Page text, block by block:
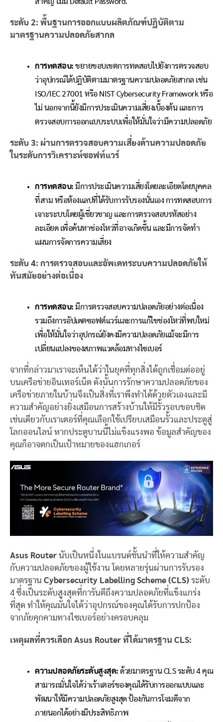
ระดับ 2: พื้นฐานการออกแบบผลิตภัณฑ์ปฏิบัติตาม
มาตรฐานความปลอดภัยสากล
การทดสอบ: ขยายขอบเขตการทดสอบไปยังการตรวจสอบ
ว่าอุปกรณ์ได้ปฏิบัติตามมาตรฐานความปลอดภัยสากล เช่น
ISO/IEC 27001 หรือ NIST Cybersecurity Framework หรือ
ไม่ นอกจากนี้ยังมีการประเมินความเสี่ยงเบื้องต้น และการ
ตรวจสอบการออกแบบระบบเพื่อให้มั่นใจว่ามีความปลอดภัย
ระดับ 3: ผ่านการตรวจสอบความเสี่ยงด้านความปลอดภัย
ในระดับการวิเคราะห์ซอฟท์แวร์
การทดสอบ: มีการประเมินความเสี่ยงโดยละเอียดโดยบุคคล
ที่สาม หรือห้องแลปที่ได้รับการรับรองนั่นเอง การทดสอบการ
เจาะระบบโดยผู้เชี่ยวชาญ และการตรวจสอบรหัสอย่าง
ละเอียด เพื่อค้นหาช่องโหว่ที่อาจเกิดขึ้น และมีการจัดทำ
แผนการจัดการความเสี่ยง
ระดับ 4: การตรวจสอบและอัพเดทระบบความปลอดภัยให้
ทันสมัยอย่างต่อเนื่อง
การทดสอบ: มีการตรวจสอบความปลอดภัยอย่างต่อเนื่อง
รวมถึงการอัปเดตซอฟต์แวร์และการแก้ไขช่องโหว่ที่พบใหม่
เพื่อให้มั่นใจว่าอุปกรณ์ยังคงมีความปลอดภัยแม้จะมีการ
เปลี่ยนแปลงของสภาพแวดล้อมทางไซเบอร์
จากที่กล่าวมาเราจะเห็นได้ว่าในยุคที่ทุกสิ่งได้ถูกเชื่อมต่ออยู่
บนเครือข่ายอินเทอร์เน็ต ดังนั้นการรักษาความปลอดภัยของ
เครือข่ายภายในบ้านจึงเป็นสิ่งที่เราพึงทำได้ด้วยตัวเองและมี
ความสำคัญอย่างยิ่งเสมือนการสร้างบ้านให้มีรั้วรอบขอบชิด
เช่นเดียวกับเราเตอร์ที่คุณเลือกใช้เปรียบเสมือนรั้วและประตูสู่
โลกออนไลน์ หากประตูบานนี้ไม่แข็งแรงพอ ข้อมูลสำคัญของ
คุณก็อาจตกเป็นเป้าหมายของแฮกเกอร์
Asus Router นับเป็นหนึ่งในแบรนด์ชั้นนำที่ให้ความสำคัญ
กับความปลอดภัยของผู้ใช้งาน โดยหลายรุ่นผ่านการรับรอง
มาตรฐาน Cybersecurity Labelling Scheme (CLS) ระดับ
4 ซึ่งเป็นระดับสูงสุดที่การันตีถึงความปลอดภัยที่แข็งแกร่ง
ที่สุด ทำให้คุณมั่นใจได้ว่าอุปกรณ์ของคุณได้รับการปกป้อง
จากภัยคุกคามทางไซเบอร์อย่างครอบคลุม
เหตุผลที่ควรเลือก Asus Router ที่ได้มาตรฐาน CLS:
ความปลอดภัยระดับสูงสุด: ด้วยมาตรฐาน CLS ระดับ 4 คุณ
สามารถมั่นใจได้ว่าเร้าเตอร์ของคุณได้รับการออกแบบและ
พัฒนาให้มีความปลอดภัยสูงสุด ป้องกันการโจมตีจาก
ภายนอกได้อย่างมีประสิทธิภาพ